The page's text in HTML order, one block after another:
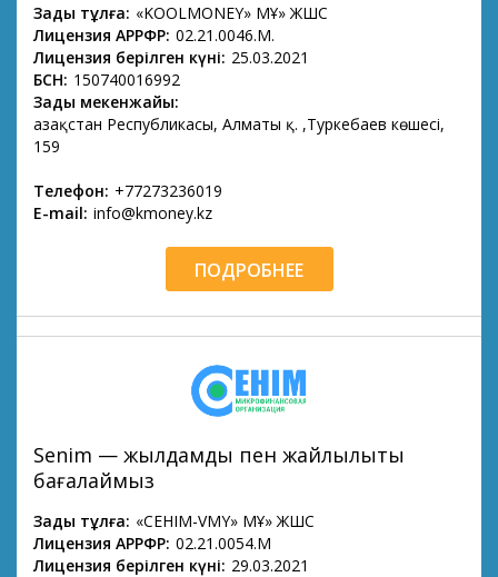
Заңды тұлға: «KOOLMONEY» МҚҰ» ЖШС
Лицензия АРРФР: 02.21.0046.М.
Лицензия берілген күні: 25.03.2021
БСН: 150740016992
Заңды мекенжайы:
Қазақстан Республикасы, Алматы қ. ,Туркебаев көшесі,
159
Телефон: +77273236019
E-mail: info@kmoney.kz
ПОДРОБНЕЕ
Senim — жылдамдық пен жайлылықты
бағалаймыз
Заңды тұлға: «СЕНІМ-VMY» МҚҰ» ЖШС
Лицензия АРРФР: 02.21.0054.М
Лицензия берілген күні: 29.03.2021